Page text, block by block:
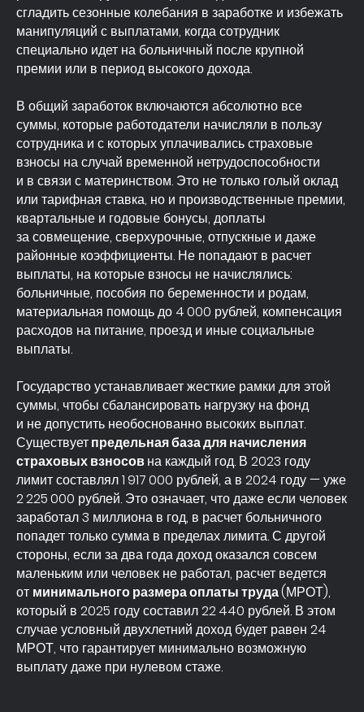
сгладить сезонные колебания в заработке и избежать
манипуляций с выплатами, когда сотрудник
специально идет на больничный после крупной
премии или в период высокого дохода.
В общий заработок включаются абсолютно все
суммы, которые работодатели начисляли в пользу
сотрудника и с которых уплачивались страховые
взносы на случай временной нетрудоспособности
и в связи с материнством. Это не только голый оклад
или тарифная ставка, но и производственные премии,
квартальные и годовые бонусы, доплаты
за совмещение, сверхурочные, отпускные и даже
районные коэффициенты. Не попадают в расчет
выплаты, на которые взносы не начислялись:
больничные, пособия по беременности и родам,
материальная помощь до 4 000 рублей, компенсация
расходов на питание, проезд и иные социальные
выплаты.
Государство устанавливает жесткие рамки для этой
суммы, чтобы сбалансировать нагрузку на фонд
и не допустить необоснованно высоких выплат.
Существуетпредельная база для начисления
страховых взносовна каждый год. В 2023 году
лимит составлял 1 917 000 рублей, а в 2024 году — уже
2 225 000 рублей. Это означает, что даже если человек
заработал 3 миллиона в год, в расчет больничного
попадет только сумма в пределах лимита. С другой
стороны, если за два года доход оказался совсем
маленьким или человек не работал, расчет ведется
от минимального размера оплаты труда(МРОТ),
который в 2025 году составил 22 440 рублей. В этом
случае условный двухлетний доход будет равен 24
МРОТ, что гарантирует минимально возможную
выплату даже при нулевом стаже.